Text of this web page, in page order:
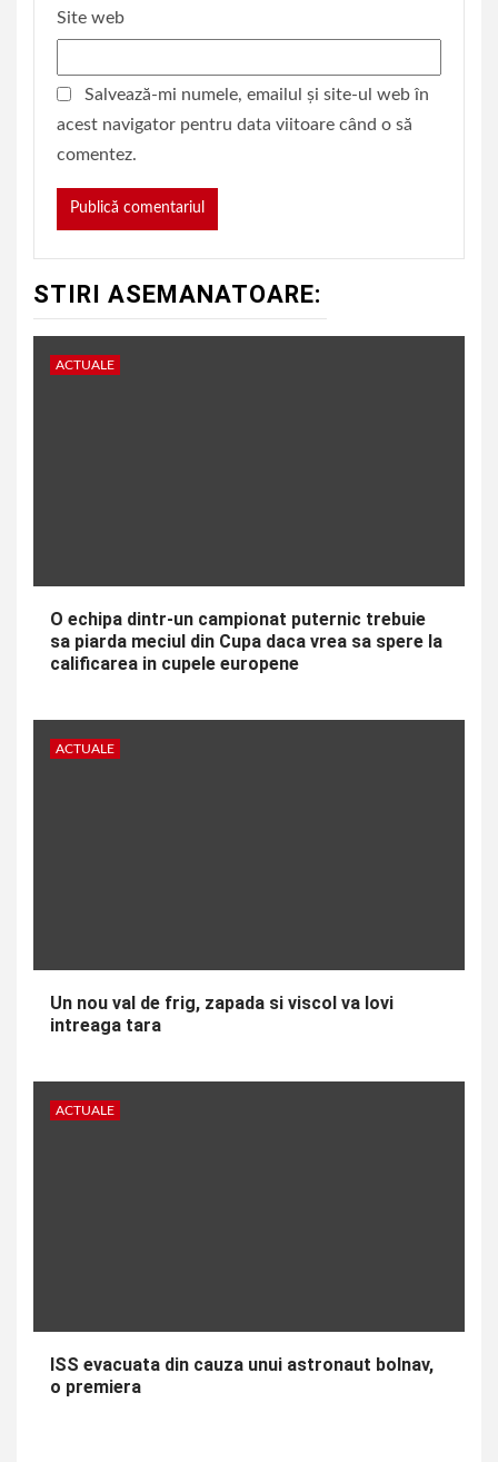
Site web
Salvează-mi numele, emailul și site-ul web în
acest navigator pentru data viitoare când o să
comentez.
STIRI ASEMANATOARE:
ACTUALE
O echipa dintr-un campionat puternic trebuie
sa piarda meciul din Cupa daca vrea sa spere la
calificarea in cupele europene
ACTUALE
Un nou val de frig, zapada si viscol va lovi
intreaga tara
ACTUALE
ISS evacuata din cauza unui astronaut bolnav,
o premiera